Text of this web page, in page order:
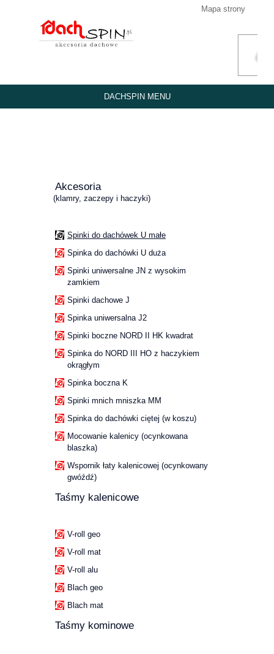
Mapa strony
DACHSPIN MENU
Akcesoria
(klamry, zaczepy i haczyki)
Spinki do dachówek U małe
Spinka do dachówki U duża
Spinki uniwersalne JN z wysokim
zamkiem
Spinki dachowe J
Spinka uniwersalna J2
Spinki boczne NORD II HK kwadrat
Spinka do NORD III HO z haczykiem
okrągłym
Spinka boczna K
Spinki mnich mniszka MM
Spinka do dachówki ciętej (w koszu)
Mocowanie kalenicy (ocynkowana
blaszka)
Wspornik łaty kalenicowej (ocynkowany
gwóźdź)
Taśmy kalenicowe
V-roll geo
V-roll mat
V-roll alu
Blach geo
Blach mat
Taśmy kominowe